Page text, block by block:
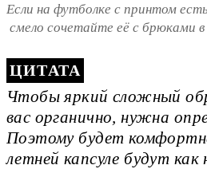
Если на футболке с принтом
смело сочетайте её с брюками
Чтобы яркий сложный
вас органично, нужна
Поэтому будет
летней капсуле будут